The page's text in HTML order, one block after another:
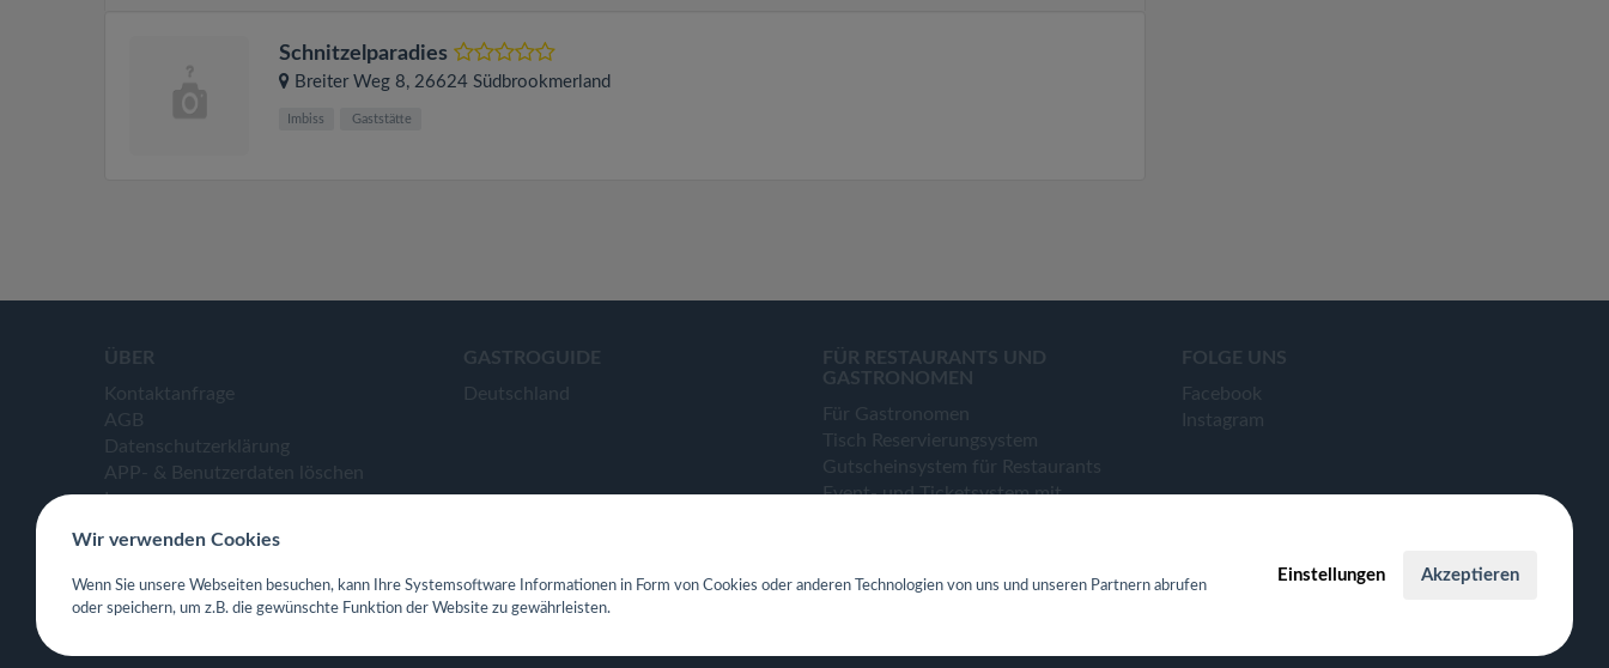
Schnitzelparadies
Breiter Weg 8, 26624 Südbrookmerland
Imbiss Gaststätte
ÜBER
Kontaktanfrage
AGB
Datenschutzerklärung
APP- & Benutzerdaten löschen
Impressum
GASTROGUIDE
Deutschland
FÜR RESTAURANTS UND
GASTRONOMEN
Für Gastronomen
Tisch Reservierungsystem
Gutscheinsystem für Restaurants
Event- und Ticketsystem mit
Webseiten für Restaurant
FOLGE UNS
Facebook
Instagram
Wir verwenden Cookies
Wenn Sie unsere Webseiten besuchen, kann Ihre Systemsoftware Informationen in Form von Cookies oder anderen Technologien von uns und unseren Partnern abrufen
oder speichern, um z.B. die gewünschte Funktion der Website zu gewährleisten.
Einstellungen Akzeptieren